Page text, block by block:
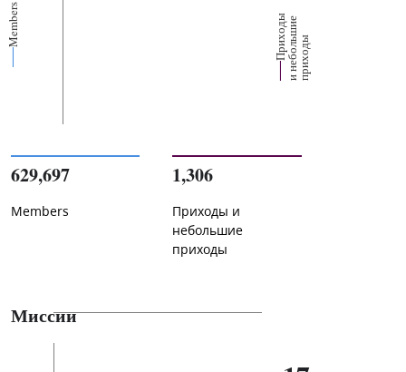
Members П
р
их
о
д
ы
и
н
е
б
о
ль
ш
ие
п
р
и
х
о
ды
629,697
Members
1,306
Приходы и
небольшие
приходы
Миссии